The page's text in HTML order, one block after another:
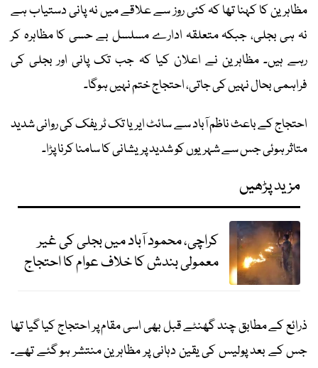
مظاہرین کا کہنا تھا کہ کئی روز سے علاقے میں نہ پانی دستیاب ہے
نہ ہی بجلی، جبکہ متعلقہ ادارے مسلسل بے حسی کا مظاہرہ کر
رہے ہیں۔ مظاہرین نے اعلان کیا کہ جب تک پانی اور بجلی کی
فراہمی بحال نہیں کی جاتی، احتجاج ختم نہیں ہوگا۔
احتجاج کے باعث ناظم آباد سے سائٹ ایریا تک ٹریفک کی روانی شدید
متاثر ہوئی جس سے شہریوں کو شدید پریشانی کا سامنا کرنا پڑا۔
مزید پڑھیں
کراچی، محمود آباد میں بجلی کی غیر
معمولی بندش کا خلاف عوام کا احتجاج
ذرائع کے مطابق چند گھنٹے قبل بھی اسی مقام پر احتجاج کیا گیا تھا
جس کے بعد پولیس کی یقین دہانی پر مظاہرین منتشر ہو گئے تھے۔